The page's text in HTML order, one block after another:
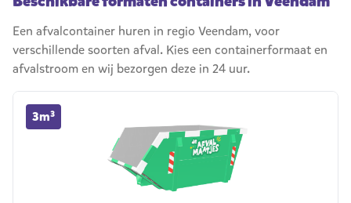
Een afvalcontainer huren in regio Veendam, voor
verschillende soorten afval. Kies een containerformaat en
afvalstroom en wij bezorgen deze in 24 uur.
3m³
3m³ container huren